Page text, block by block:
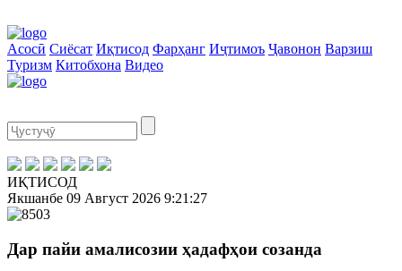
Асосӣ Сиёсат Иқтисод Фарҳанг Иҷтимоъ Ҷавонон Варзиш
Туризм Китобхона Видео
ИҚТИСОД
Якшанбе 09 Август 2026 9:21:27
Дар пайи амалисозии ҳадафҳои созанда